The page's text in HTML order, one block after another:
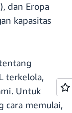
dan Eropa
kapasitas
terkelola,
Untuk
memulai,